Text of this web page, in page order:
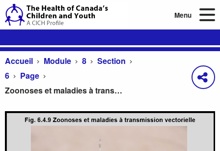
Menu
Accueil Module 8
Section
6
Page
Zoonoses et maladies à transmission vectorielle
Zoonoses et maladies à transmission vectorielle